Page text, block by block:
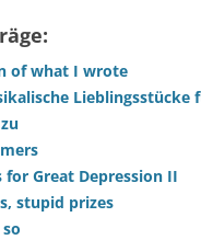
of what I wrote
Lieblingsstücke
for Great Depression II
stupid prizes